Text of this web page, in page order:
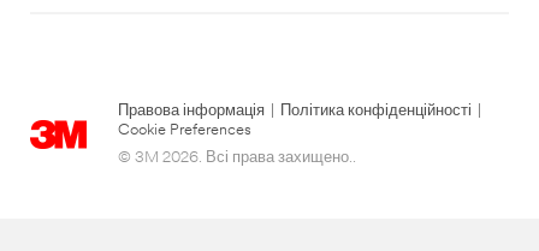
Правова інформація Політика конфіденційності
Cookie Preferences
© 3M 2026. Всі права захищено..